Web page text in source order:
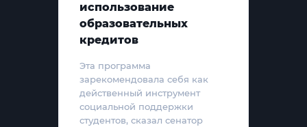
использование
образовательных
кредитов
Эта программа
зарекомендовала себя как
действенный инструмент
социальной поддержки
студентов, сказал сенатор